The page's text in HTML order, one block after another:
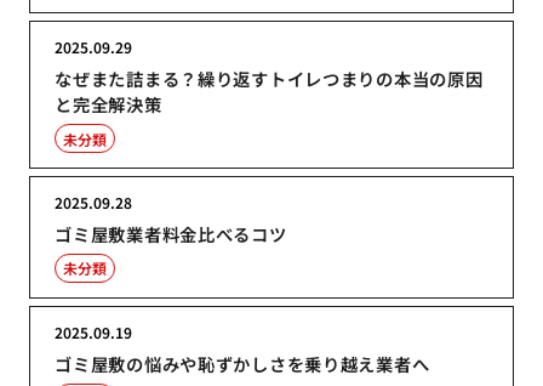
なぜまた詰まる？繰り返すトイレつまりの本当の原因
と完全解決策
2025.09.29
未分類
ゴミ屋敷業者料金比べるコツ
2025.09.28
未分類
ゴミ屋敷の悩みや恥ずかしさを乗り越え業者へ
2025.09.19